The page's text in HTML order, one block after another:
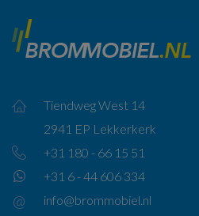
Tiendweg West 14
2941 EP Lekkerkerk
+31 180 - 66 15 51
+31 6 - 44 606 334
info@brommobiel.nl